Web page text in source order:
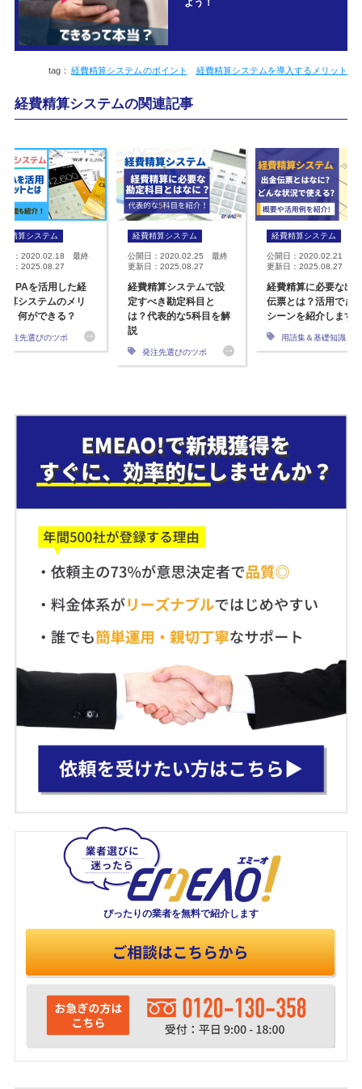
よう！
経費精算システムのポイント 経費精算システムを導入するメリット
経費精算システムの関連記事
費精算システム
日：2020.02.18 最終
日：2025.08.27
RPAを活用した経
算システムのメリ
！何ができる？
発注先選びのツボ
経費精算システム
公開日：2020.02.25 最終
更新日：2025.08.27
経費精算システムで設
定すべき勘定科目と
は？代表的な5科目を解
説
発注先選びのツボ
経費精算システム
公開日：2020.02.21 最
更新日：2025.08.27
経費精算に必要な出
伝票とは？活用でき
シーンを紹介します
用語集＆基礎知識
ぴったりの業者を無料で紹介します